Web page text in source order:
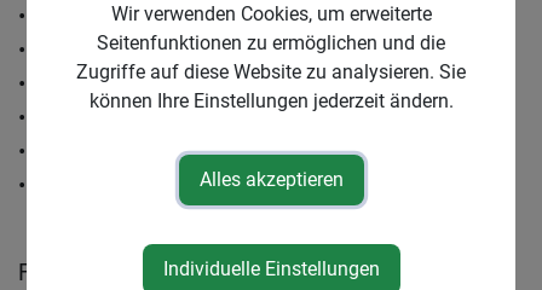
• Hindernisparcours
• Eierlauf
• Bobbycar Rennen
• Dosenwerfen
• Spaßstationen für Kleinkinder
• Eltern Kind Bewerbe
Für Kinder von drei bis fünf Jahren stehen vor
Wir verwenden Cookies, um erweiterte
Seitenfunktionen zu ermöglichen und die
Zugriffe auf diese Website zu analysieren. Sie
können Ihre Einstellungen jederzeit ändern.
Alles akzeptieren
Individuelle Einstellungen